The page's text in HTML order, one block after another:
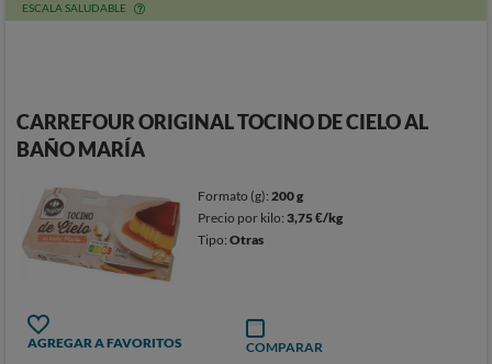
ESCALA SALUDABLE
CARREFOUR ORIGINAL TOCINO DE CIELO AL
BAÑO MARÍA
Formato (g):200 g
Precio por kilo:3,75 €/kg
Tipo:Otras
AGREGAR A FAVORITOS COMPARAR